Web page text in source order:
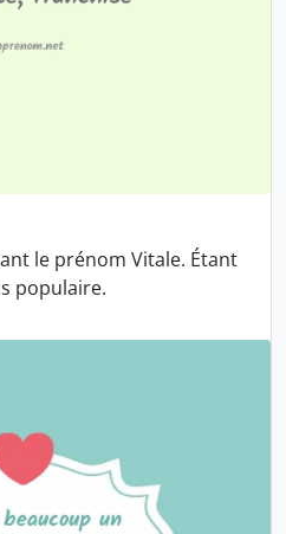
le prénom Vitale. Étant
populaire.